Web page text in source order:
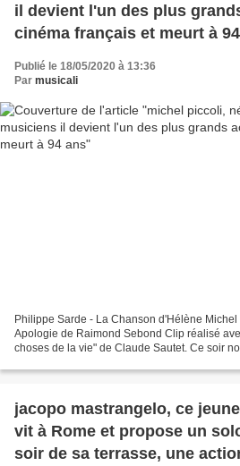
il devient l'un des plus
cinéma français et meurt à
Publié le 18/05/2020 à 13:36
Par musicali
Philippe Sarde - La Chanson d'Hélène
Apologie de Raimond Sebond Clip réalisé
choses de la vie" de Claude Sautet. Ce soir
jacopo mastrangelo, ce
vit à Rome et propose un
soir de sa terrasse, une